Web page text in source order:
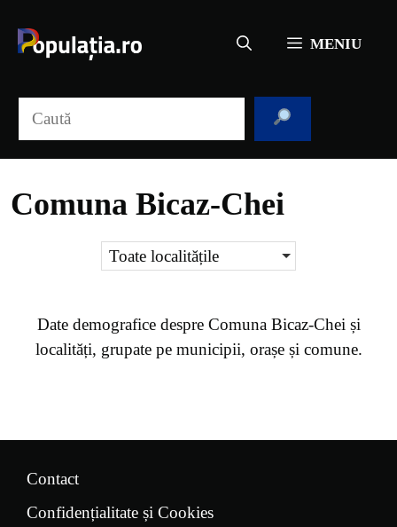
conținut
MENIU
Comuna Bicaz-Chei
Toate localitățile
Date demografice despre Comuna Bicaz-Chei și
localități, grupate pe municipii, orașe și comune.
Contact
Confidențialitate și Cookies